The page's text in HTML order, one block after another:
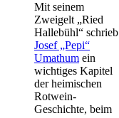
Mit seinem
Zweigelt „Ried
Hallebühl“ schrieb
Josef „Pepi“
Umathum ein
wichtiges Kapitel
der heimischen
Rotwein-
Geschichte, beim